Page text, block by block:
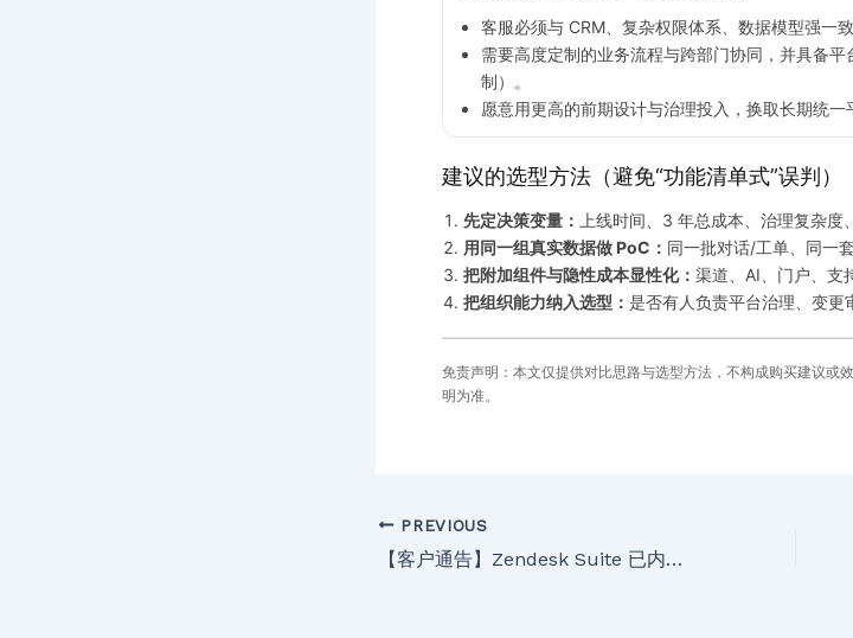
客服必须与 CRM、复杂权限体系、数据模型强一
需要高度定制的业务流程与跨部门协同，并具备
制）。
愿意用更高的前期设计与治理投入，换取长期统一
建议的选型方法（避免“功能清单式”误判）
先定决策变量：
上线时间、3 年总成本、治理复杂度
用同一组真实数据做 PoC： 同一批对话/工单、同一
把附加组件与隐性成本显性化： 渠道、AI、门户、支
把组织能力纳入选型： 是否有人负责平台治理、变更
免责声明：本文仅提供对比思路与选型方法，不构成购买建议或
明为准。
PREVIOUS
【客户通告】Zendesk Suite 已内置 Copilot AI 写作能力（预览版）